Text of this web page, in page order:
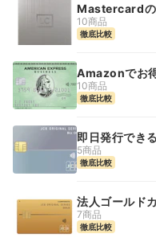
Mastercardの
10商品
徹底比較
Amazonでお
10商品
徹底比較
即日発行でき
5商品
徹底比較
法人ゴールド
7商品
徹底比較